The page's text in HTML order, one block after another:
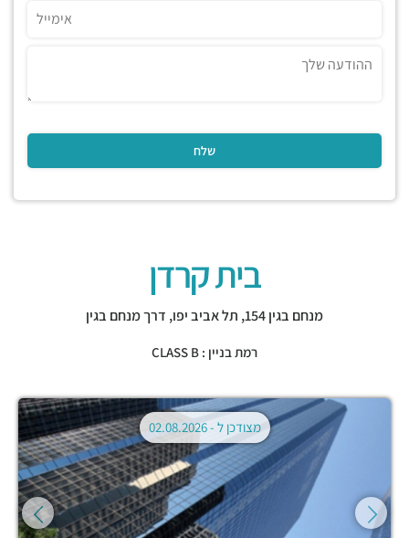
בית קרדן
מנחם בגין 154, תל אביב יפו, דרך מנחם בגין
רמת בניין : CLASS B
מצודכן ל -02.08.2026